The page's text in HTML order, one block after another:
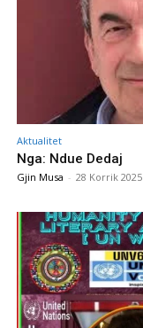
Aktualitet
Nga: Ndue Dedaj
Gjin Musa - 28 Korrik 2025